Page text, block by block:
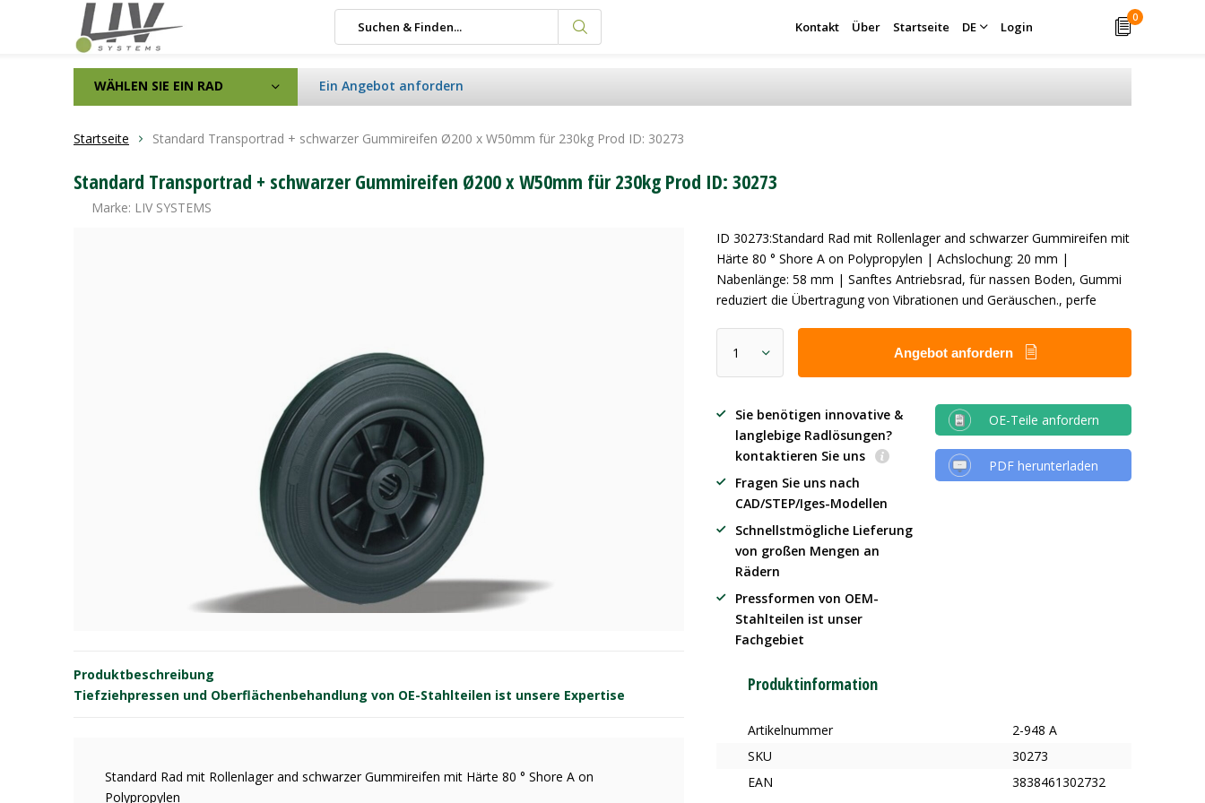
Kontakt Über Startseite DE Login
0
WÄHLEN SIE EIN RAD Ein Angebot anfordern
Startseite Standard Transportrad + schwarzer Gummireifen Ø200 x W50mm für 230kg Prod ID: 30273
Standard Transportrad + schwarzer Gummireifen Ø200 x W50mm für 230kg Prod ID: 30273
Marke: LIV SYSTEMS
Produktbeschreibung
Tiefziehpressen und Oberflächenbehandlung von OE-Stahlteilen ist unsere Expertise
Standard Rad mit Rollenlager and schwarzer Gummireifen mit Härte 80 ° Shore A on
Polypropylen
ID 30273:Standard Rad mit Rollenlager and schwarzer Gummireifen mit
Härte 80 ° Shore A on Polypropylen | Achslochung: 20 mm |
Nabenlänge: 58 mm | Sanftes Antriebsrad, für nassen Boden, Gummi
reduziert die Übertragung von Vibrationen und Geräuschen., perfe
Angebot anfordern
Sie benötigen innovative &
langlebige Radlösungen?
kontaktieren Sie uns
Fragen Sie uns nach
CAD/STEP/Iges-Modellen
Schnellstmögliche Lieferung
von großen Mengen an
Rädern
Pressformen von OEM-
Stahlteilen ist unser
Fachgebiet
OE-Teile anfordern
PDF herunterladen
Produktinformation
Artikelnummer
2-948 A
SKU
30273
EAN
3838461302732